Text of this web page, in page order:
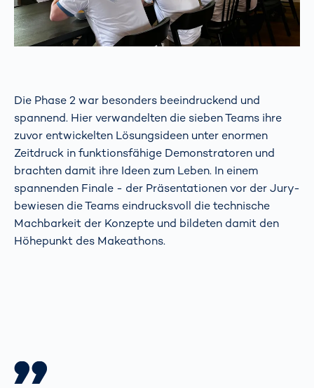
Die Phase 2 war besonders beeindruckend und
spannend. Hier verwandelten die sieben Teams ihre
zuvor entwickelten Lösungsideen unter enormen
Zeitdruck in funktionsfähige Demonstratoren und
brachten damit ihre Ideen zum Leben. In einem
spannenden Finale - der Präsentationen vor der Jury-
bewiesen die Teams eindrucksvoll die technische
Machbarkeit der Konzepte und bildeten damit den
Höhepunkt des Makeathons.